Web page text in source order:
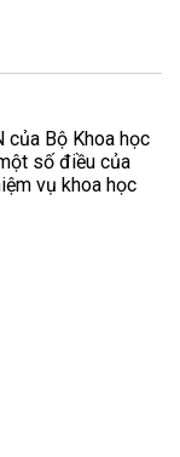
Bộ Khoa học
số điều của
vụ khoa học